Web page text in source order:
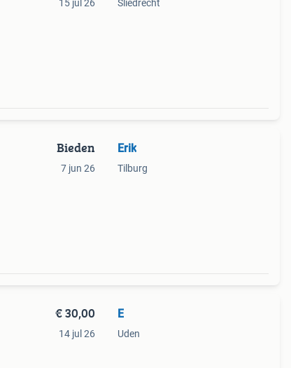
15 jul 26 Sliedrecht
Bieden
7 jun 26
Erik
Tilburg
€ 30,00
14 jul 26
E
Uden